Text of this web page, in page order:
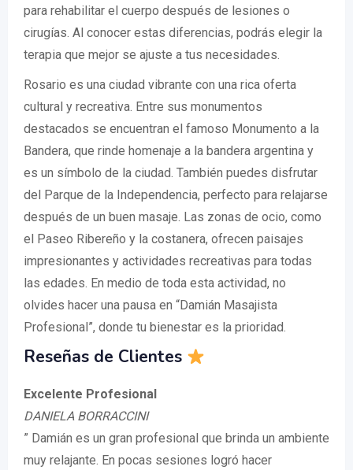
para rehabilitar el cuerpo después de lesiones o
cirugías. Al conocer estas diferencias, podrás elegir la
terapia que mejor se ajuste a tus necesidades.
Rosario es una ciudad vibrante con una rica oferta
cultural y recreativa. Entre sus monumentos
destacados se encuentran el famoso Monumento a la
Bandera, que rinde homenaje a la bandera argentina y
es un símbolo de la ciudad. También puedes disfrutar
del Parque de la Independencia, perfecto para relajarse
después de un buen masaje. Las zonas de ocio, como
el Paseo Ribereño y la costanera, ofrecen paisajes
impresionantes y actividades recreativas para todas
las edades. En medio de toda esta actividad, no
olvides hacer una pausa en “Damián Masajista
Profesional”, donde tu bienestar es la prioridad.
Reseñas de Clientes
Excelente Profesional
DANIELA BORRACCINI
” Damián es un gran profesional que brinda un ambiente
muy relajante. En pocas sesiones logró hacer